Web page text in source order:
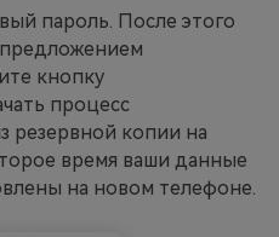
пароль. После этого
кнопку
процесс
резервной копии на
время ваши данные
на новом телефоне.